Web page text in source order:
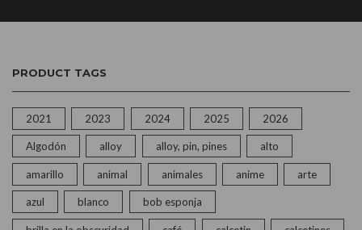
PRODUCT TAGS
2021 2023 2024 2025 2026
Algodón alloy alloy, pin, pines alto
amarillo animal animales anime arte
azul blanco bob esponja